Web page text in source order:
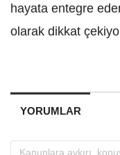
hayata entegre
olarak dikkat
YORUMLAR